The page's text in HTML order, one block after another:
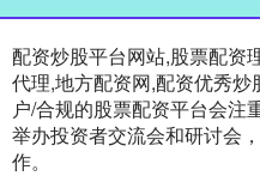
配资炒股平台网站,股票配资
代理,地方配资网,配资优秀
户/合规的股票配资平台会注
举办投资者交流会和研讨会
作。